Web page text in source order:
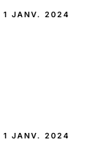
1 JANV. 2024
1 JANV. 2024